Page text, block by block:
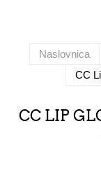
Naslovnica
CC
CC LIP